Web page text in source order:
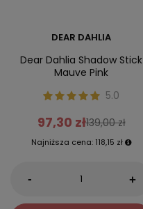
DEAR DAHLIA
Dear Dahlia Shadow Stick
Mauve Pink
5.0
97,30 zł139,00 zł
Najniższa cena: 118,15 zł
- +